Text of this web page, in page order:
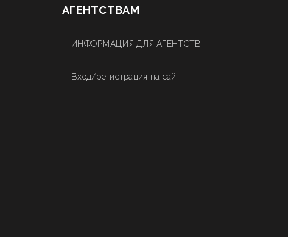
АГЕНТСТВАМ
ИНФОРМАЦИЯ ДЛЯ АГЕНТСТВ
Вход/регистрация на сайт